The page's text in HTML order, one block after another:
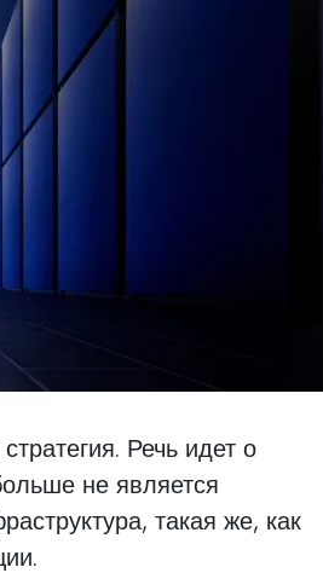
Речь идет о
не является
такая же, как